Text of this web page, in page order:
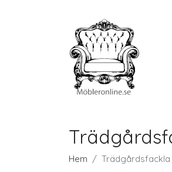
Hem Trädgårdsfackla